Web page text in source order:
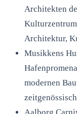
Architekten
Architektur,
Musikkens
modernen